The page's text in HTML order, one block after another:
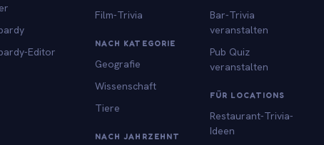
Editor
Film-Trivia
NACH KATEGORIE
Geografie
Wissenschaft
Tiere
NACH JAHRZEHNT
Bar-Trivia
veranstalten
Pub Quiz
veranstalten
FÜR LOCATIONS
Restaurant-Trivia-
Ideen